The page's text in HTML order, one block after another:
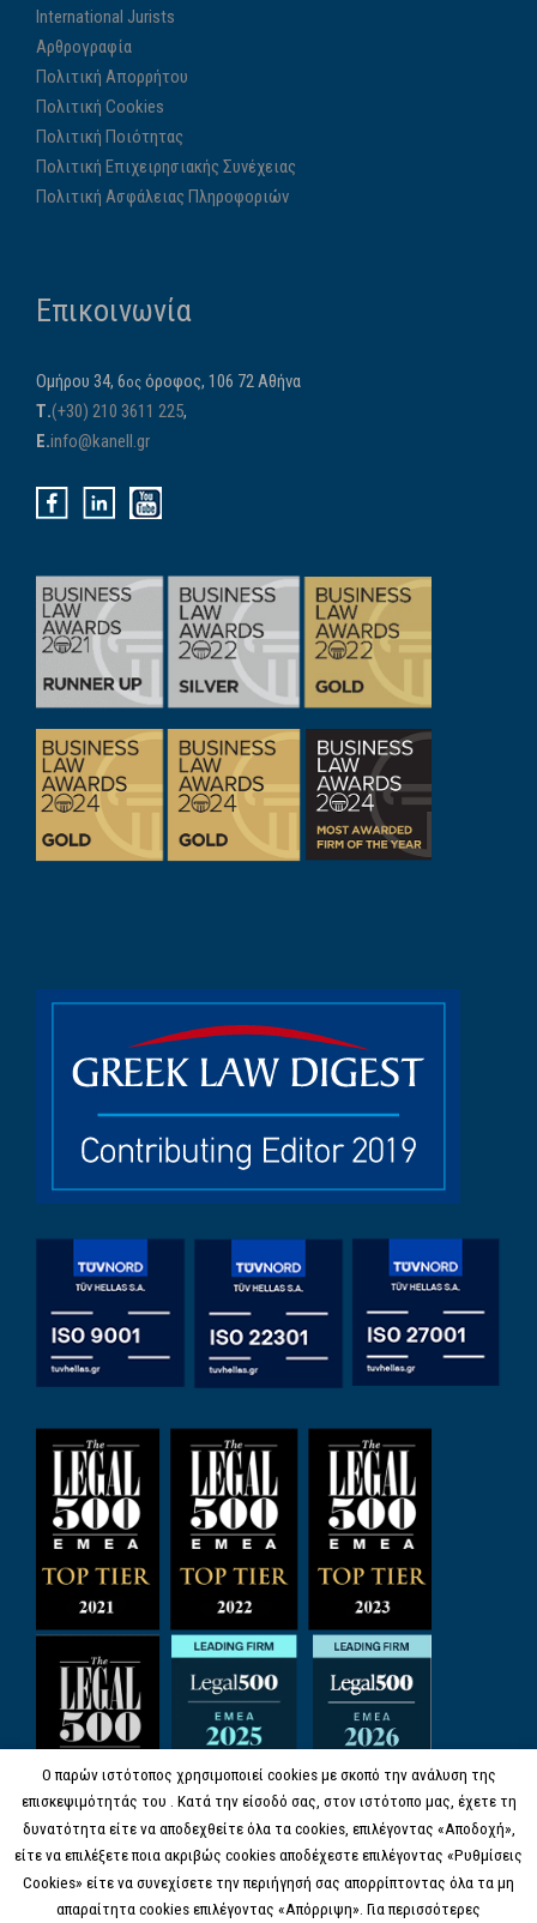
International Jurists
Αρθρογραφία
Πολιτική Απορρήτου
Πολιτική Cookies
Πολιτική Ποιότητας
Πολιτική Επιχειρησιακής Συνέχειας
Πολιτική Ασφάλειας Πληροφοριών
Επικοινωνία
Ομήρου 34, 6ος όροφος, 106 72 Αθήνα
Τ.(+30) 210 3611 225,
E.info@kanell.gr
Ο παρών ιστότοπος χρησιμοποιεί cookies με σκοπό την ανάλυση της
επισκεψιμότητάς του . Κατά την είσοδό σας, στον ιστότοπο μας, έχετε τη
δυνατότητα είτε να αποδεχθείτε όλα τα cookies, επιλέγοντας «Αποδοχή»,
είτε να επιλέξετε ποια ακριβώς cookies αποδέχεστε επιλέγοντας «Ρυθμίσεις
Cookies» είτε να συνεχίσετε την περιήγησή σας απορρίπτοντας όλα τα μη
απαραίτητα cookies επιλέγοντας «Απόρριψη». Για περισσότερες